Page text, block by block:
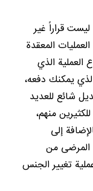
قراراً غير
المعقدة
العملية الذي
يمكنك دفعه،
شائع للعديد
منهم،
إلى
المرضى من
عملية تغيير الجنس